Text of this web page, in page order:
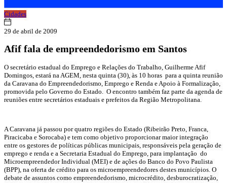
Cidades
29 de abril de 2009
Afif fala de empreendedorismo em Santos
O secretário estadual do Emprego e Relações do Trabalho, Guilherme Afif
Domingos, estará na AGEM, nesta quinta (30), às 10 horas para a quinta reunião
da Caravana do Empreendedorismo, Emprego e Renda e Apoio à Formalização,
promovida pelo Governo do Estado. O encontro também faz parte da agenda de
reuniões entre secretários estaduais e prefeitos da Região Metropolitana.
A Caravana já passou por quatro regiões do Estado (Ribeirão Preto, Franca,
Piracicaba e Sorocaba) e tem como objetivo proporcionar maior integração
entre os gestores de políticas públicas municipais, responsáveis pela geração de
emprego e renda e a Secretaria Estadual do Emprego, para implantação do
Microempreendedor Individual (MEI) e de ações do Banco do Povo Paulista
(BPP), na oferta de crédito para os microempreendedores destes municípios. O
debate de assuntos como empreendedorismo, microcrédito, desburocratização,